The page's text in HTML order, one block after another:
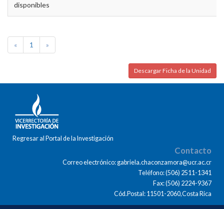
disponibles
« 1 »
Descargar Ficha de la Unidad
Regresar al Portal de la Investigación
Contacto
Correo electrónico: gabriela.chaconzamora@ucr.ac.cr
Teléfono: (506) 2511-1341
Fax: (506) 2224-9367
Cód.Postal: 11501-2060,Costa Rica